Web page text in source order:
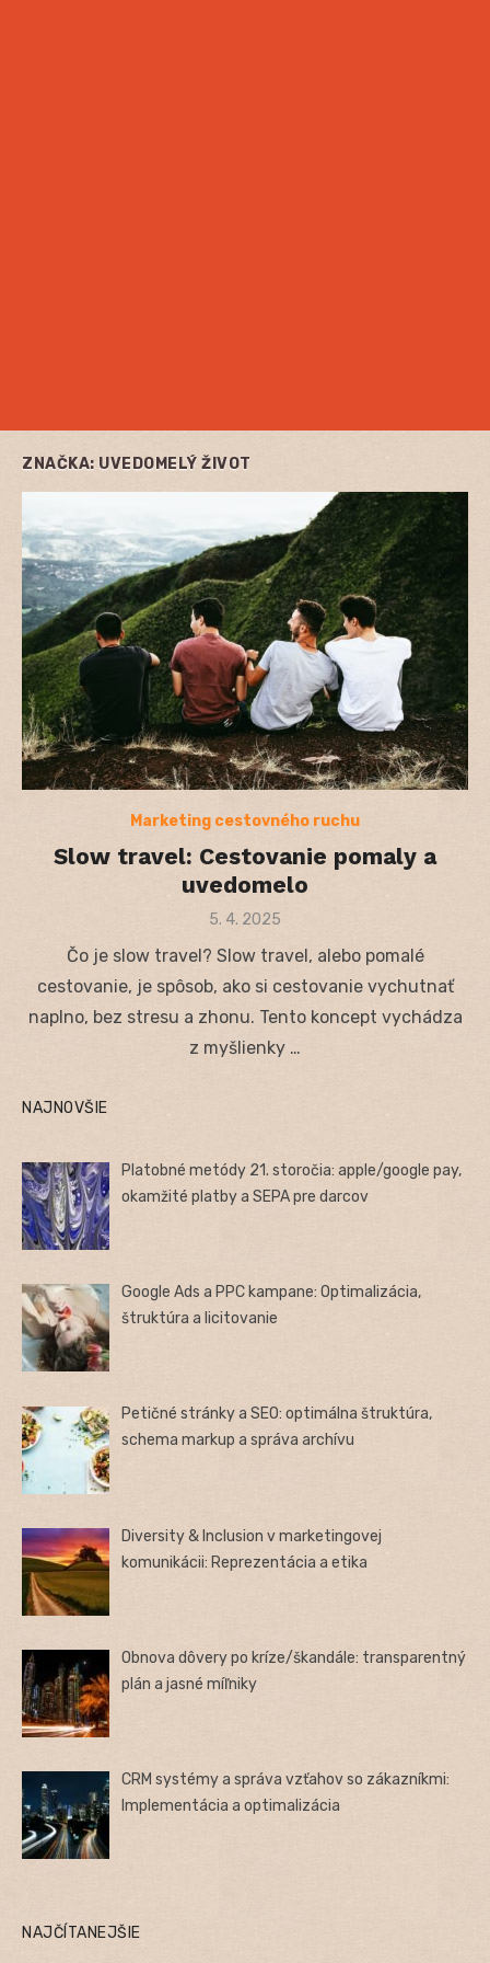
ZNAČKA: UVEDOMELÝ ŽIVOT
Marketing cestovného ruchu
Slow travel: Cestovanie pomaly a
uvedomelo
Posted
5. 4. 2025
Čo je slow travel? Slow travel, alebo pomalé
cestovanie, je spôsob, ako si cestovanie vychutnať
naplno, bez stresu a zhonu. Tento koncept vychádza
z myšlienky …
NAJNOVŠIE
Platobné metódy 21. storočia: apple/google pay,
okamžité platby a SEPA pre darcov
Google Ads a PPC kampane: Optimalizácia,
štruktúra a licitovanie
Petičné stránky a SEO: optimálna štruktúra,
schema markup a správa archívu
Diversity & Inclusion v marketingovej
komunikácii: Reprezentácia a etika
Obnova dôvery po kríze/škandále: transparentný
plán a jasné míľniky
CRM systémy a správa vzťahov so zákazníkmi:
Implementácia a optimalizácia
NAJČÍTANEJŠIE